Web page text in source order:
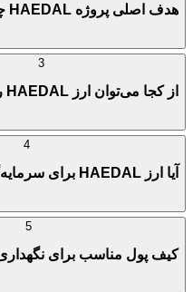
هدف اصلی پروژه HAEDAL چیست؟
از کجا می‌توان ارز HAEDAL را خریداری کرد؟
آیا ارز HAEDAL برای سرمایه‌گذاری مناسب است؟
کیف پول مناسب برای نگهداری HAEDAL چیست؟